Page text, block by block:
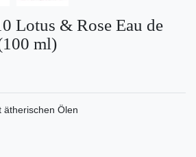
Lotus & Rose Eau de
ml)
ätherischen Ölen